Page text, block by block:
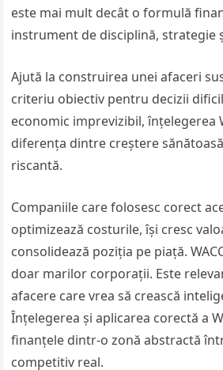
este mai mult decât o formulă
instrument de disciplină, strategie
Ajută la construirea unei afaceri
criteriu obiectiv pentru decizii
economic imprevizibil, înțelegerea
diferența dintre creștere
riscantă.
Companiile care folosesc corect
optimizează costurile, își cresc
consolidează poziția pe piață.
doar marilor corporații. Este
afacere care vrea să crească
Înțelegerea și aplicarea corectă a
finanțele dintr-o zonă abstractă
competitiv real.